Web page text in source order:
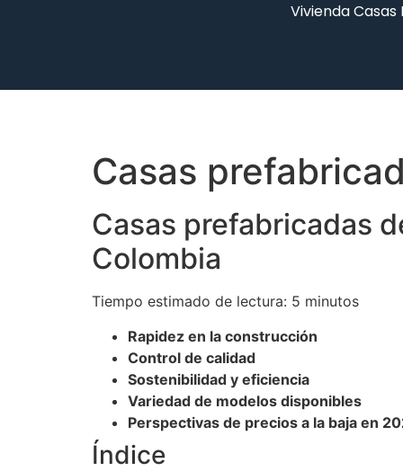
Vivienda
Casas
Casas prefabricadas
Colombia
Tiempo estimado de lectura: 5 minutos
Rapidez en la construcción
Control de calidad
Sostenibilidad y eficiencia
Variedad de modelos disponibles
Perspectivas de precios a la baja en
Índice